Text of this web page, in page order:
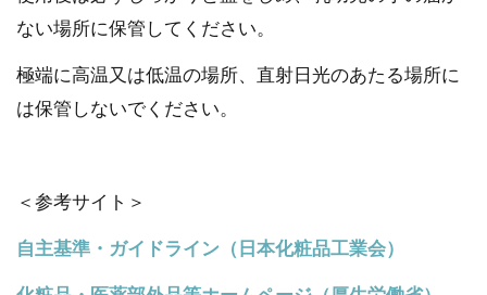
ない場所に保管してください。
極端に高温又は低温の場所、直射日光のあたる場所に
は保管しないでください。
＜参考サイト＞
自主基準・ガイドライン（日本化粧品工業会）